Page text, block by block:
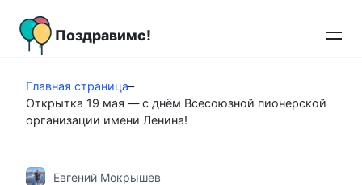
контенту
Поздравимс!
Главная страница–
Открытка 19 мая — с днём Всесоюзной пионерской
организации имени Ленина!
Евгений Мокрышев